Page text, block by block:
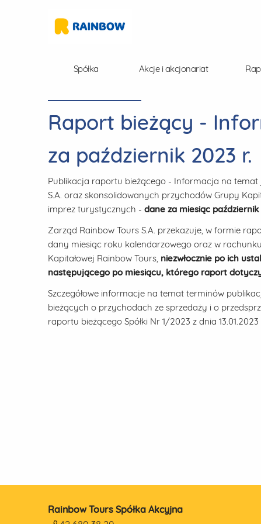
Spółka Akcje i akcjonariat
Raport bieżący -
za październik 2023 r.
Publikacja raportu bieżącego - Informacja na
S.A. oraz skonsolidowanych przychodów Grupy
imprez turystycznych - dane za miesiąc
Zarząd Rainbow Tours S.A. przekazuje, w formie
dany miesiąc roku kalendarzowego oraz w
Kapitałowej Rainbow Tours, niezwłocznie po ich
następującego po miesiącu, którego raport
Szczegółowe informacje na temat terminów
bieżących o przychodach ze sprzedaży i o
raportu bieżącego Spółki Nr 1/2023 z dnia 13.01.2023
Rainbow Tours Spółka Akcyjna